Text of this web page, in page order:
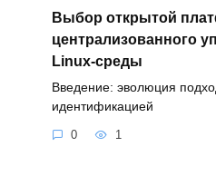
Выбор открытой
централизованного
Linux-среды
Введение: эволюция
идентификацией
0 1